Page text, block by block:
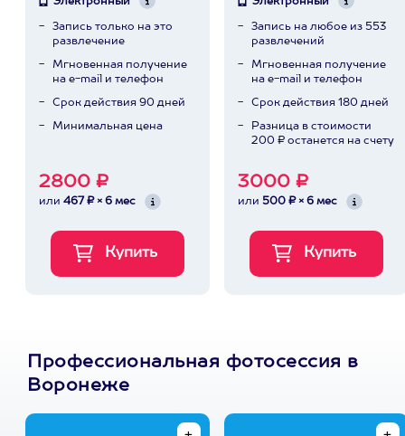
Запись только на это
развлечение
Мгновенная получение
на e-mail и телефон
Срок действия 90 дней
Минимальная цена
2800 ₽
или 467 ₽ × 6 мес
Запись на любое из 553
развлечений
Мгновенная получение
на e-mail и телефон
Срок действия 180 дней
Разница в стоимости
200 ₽ останется на счету
3000 ₽
или 500 ₽ × 6 мес
Профессиональная фотосессия в
Воронеже